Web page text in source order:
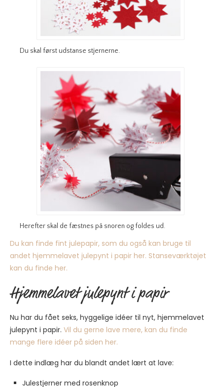
Du skal først udstanse stjernerne.
Herefter skal de fæstnes på snoren og foldes ud.
Du kan finde fint julepapir, som du også kan bruge til
andet hjemmelavet julepynt i papir her. Stanseværktøjet
kan du finde her.
Hjemmelavet julepynt i papir
Nu har du fået seks, hyggelige idéer til nyt, hjemmelavet
julepynt i papir. Vil du gerne lave mere, kan du finde
mange flere idéer på siden her.
I dette indlæg har du blandt andet lært at lave:
Julestjerner med rosenknop